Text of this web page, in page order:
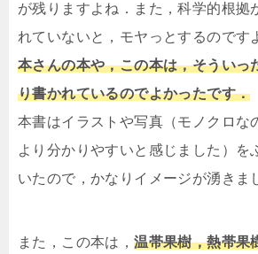
が残りますよね．また，科学的根拠
れていないと，モヤっとするのです
本さんの本や，この本は，そういっ
り書かれているのでよかったです．
本書はイラストや写真（モノクロな
より分かりやすいと感じました）を
いたので，かなりイメージが湧きま
また，この本は，温帯果樹，熱帯果